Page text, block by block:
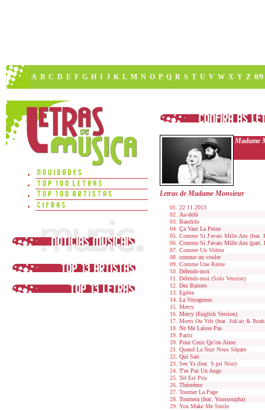
A B C D E F G H I J K L M N O P Q R S T U V W X Y Z 0/9
Madame
Letras de Madame Monsieur
22.11.2013
Au-delà
Bandido
Ça Vaut La Peine
Comme Si J'avais Mille Ans (feat.
Comme Si J'avais Mille Ans (part.
Comme Un Voleur
comme un vouler
Comme Une Reine
Défends-moi
Défends-moi (Solo Version)
Des Baisers
Egérie
La Voyageuse
Mercy
Mercy (English Version)
Morts Ou Vifs (feat. Jok'air &
Ne Me Laisse Pas
Partir
Pour Ceux Qu’on Aime
Quand La Nuit Nous Sépare
Qui Sait
See Ya (feat. S.pri Noir)
T'es Pas Un Ange
Tel Est Pris
Théorème
Tourner La Page
Tournera (feat. Youssoupha)
You Make Me Smile